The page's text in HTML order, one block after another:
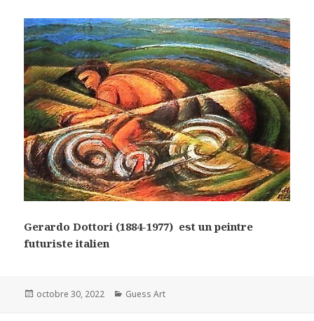
Gerardo Dottori (1884-1977) est un peintre
futuriste italien
Posted
octobre 30, 2022 Categories
Guess Art